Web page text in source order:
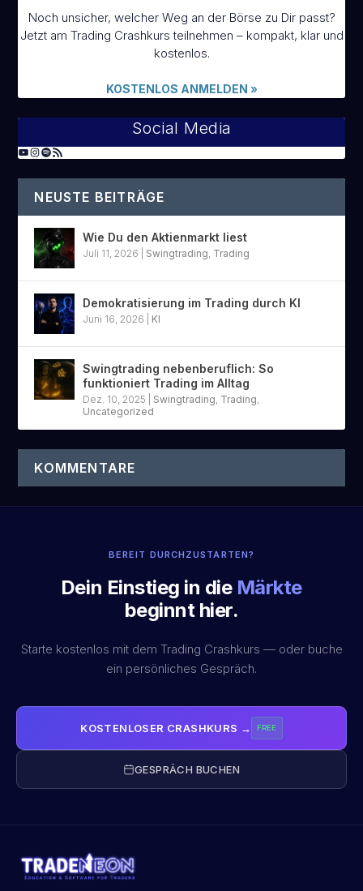
Noch unsicher, welcher Weg an der Börse zu Dir passt?
Jetzt am Trading Crashkurs teilnehmen – kompakt, klar und
kostenlos.
KOSTENLOS ANMELDEN »
Social Media
NEUSTE BEITRÄGE
Wie Du den Aktienmarkt liest
Juli 11, 2026 Swingtrading Trading
Demokratisierung im Trading durch KI
Juni 16, 2026 KI
Swingtrading nebenberuflich: So
funktioniert Trading im Alltag
Dez. 10, 2025 Swingtrading Trading
Uncategorized
KOMMENTARE
BEREIT DURCHZUSTARTEN?
Dein Einstieg in die Märkte
beginnt hier.
Starte kostenlos mit dem Trading Crashkurs — oder buche
ein persönliches Gespräch.
KOSTENLOSER CRASHKURS → FREE
GESPRÄCH BUCHEN